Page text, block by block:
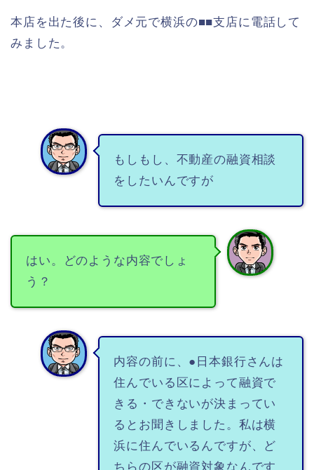
本店を出た後に、ダメ元で横浜の■■支店に電話して
みました。
もしもし、不動産の融資相談
をしたいんですが
はい。どのような内容でしょ
う？
内容の前に、●日本銀行さんは
住んでいる区によって融資で
きる・できないが決まってい
るとお聞きしました。私は横
浜に住んでいるんですが、ど
ちらの区が融資対象なんです